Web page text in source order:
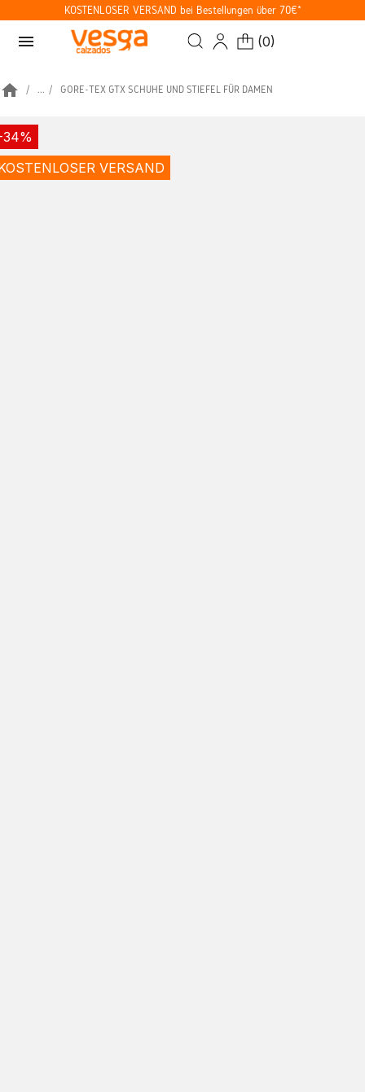
KOSTENLOSER VERSAND bei Bestellungen über 70€*
menu (0)
home ... GORE-TEX GTX SCHUHE UND STIEFEL FÜR DAMEN
VERSAND